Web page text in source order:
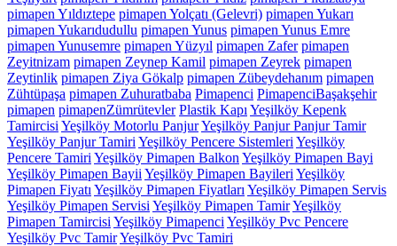
pimapen Yıldıztepe pimapen Yolçatı (Gelevri) pimapen Yukarı
pimapen Yukarıdudullu pimapen Yunus pimapen Yunus Emre
pimapen Yunusemre pimapen Yüzyıl pimapen Zafer pimapen
Zeyitnizam pimapen Zeynep Kamil pimapen Zeyrek pimapen
Zeytinlik pimapen Ziya Gökalp pimapen Zübeydehanım pimapen
Zühtüpaşa pimapen Zuhuratbaba Pimapenci PimapenciBaşakşehir
pimapen pimapenZümrütevler Plastik Kapı Yeşilköy Kepenk
Tamircisi Yeşilköy Motorlu PanjurYeşilköy Panjur Panjur Tamir
Yeşilköy Panjur Tamiri Yeşilköy Pencere Sistemleri Yeşilköy
Pencere Tamiri Yeşilköy Pimapen Balkon Yeşilköy Pimapen Bayi
Yeşilköy Pimapen Bayii Yeşilköy Pimapen Bayileri Yeşilköy
Pimapen Fiyatı Yeşilköy Pimapen Fiyatları Yeşilköy Pimapen Servis
Yeşilköy Pimapen Servisi Yeşilköy Pimapen TamirYeşilköy
Pimapen Tamircisi Yeşilköy Pimapenci Yeşilköy Pvc Pencere
Yeşilköy Pvc TamirYeşilköy Pvc Tamiri